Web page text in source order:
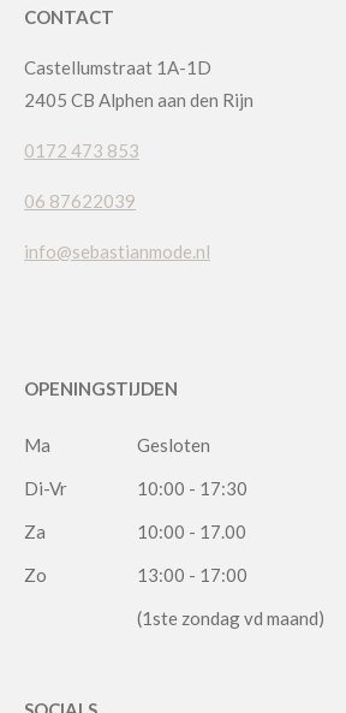
CONTACT
Castellumstraat 1A-1D
2405 CB Alphen aan den Rijn
0172 473 853
06 87622039
info@sebastianmode.nl
OPENINGSTIJDEN
Ma
Gesloten
Di-Vr
10:00 - 17:30
Za
10:00 - 17.00
Zo
13:00 - 17:00
(1ste zondag vd maand)